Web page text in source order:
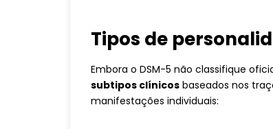
Tipos de
Embora o DSM-5 não classifique
subtipos clínicos baseados nos
manifestações individuais: